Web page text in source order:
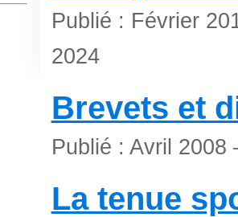
Publié : Février
2024
Brevets et
Publié : Avril
La tenue